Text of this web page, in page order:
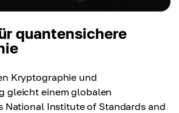
quantensichere
Kryptographie und
gleicht einem globalen
National Institute of Standards and